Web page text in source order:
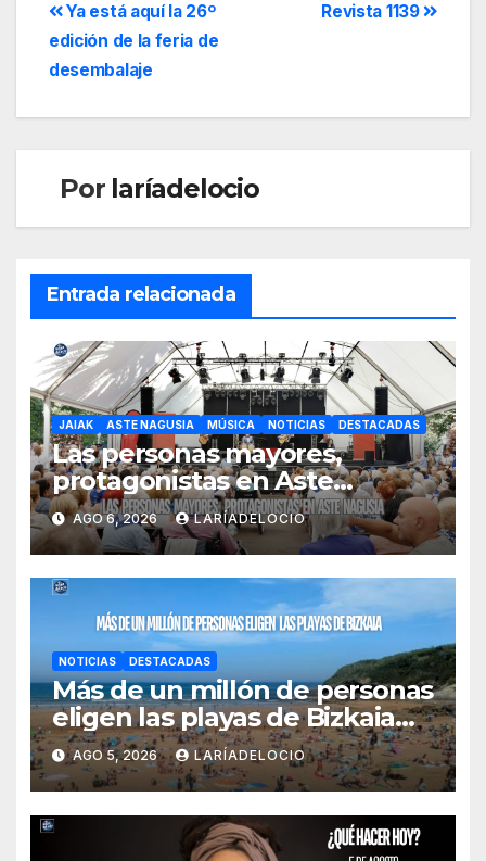
Revista 1139
Ya está aquí la 26º
edición de la feria de
desembalaje
Por laríadelocio
Entrada relacionada
JAIAK ASTE NAGUSIA MÚSICA NOTICIAS DESTACADAS
Las personas mayores,
protagonistas en Aste
Nagusia con actividades
especiales y un día dedicado
a ellas
AGO 6, 2026 LARÍADELOCIO
NOTICIAS DESTACADAS
Más de un millón de personas
eligen las playas de Bizkaia
en la primera mitad de la
temporada
AGO 5, 2026 LARÍADELOCIO